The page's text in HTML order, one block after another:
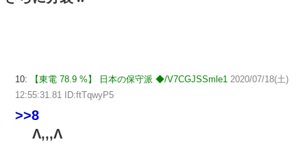
10: 【東電 78.9 %】 日本の保守派 ◆/V7CGJSSmle1 2020/07/18(土)
12:55:31.81 ID:ftTqwyP5
>>8
Λ,,,Λ